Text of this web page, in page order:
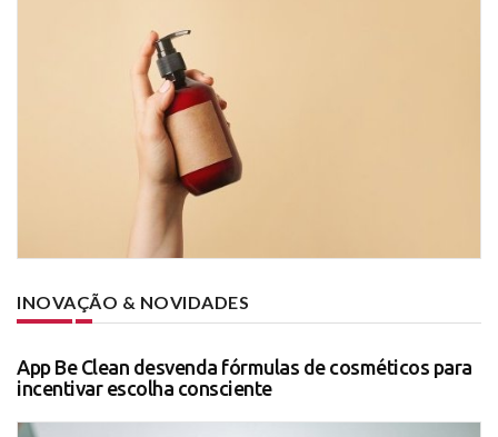
INOVAÇÃO & NOVIDADES
App Be Clean desvenda fórmulas de cosméticos para
incentivar escolha consciente